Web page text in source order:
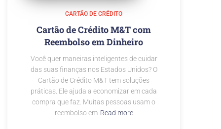
CARTÃO DE CRÉDITO
Cartão de Crédito M&T com
Reembolso em Dinheiro
Você quer maneiras inteligentes de cuidar
das suas finanças nos Estados Unidos? O
Cartão de Crédito M&T tem soluções
práticas. Ele ajuda a economizar em cada
compra que faz. Muitas pessoas usam o
reembolso em Read more